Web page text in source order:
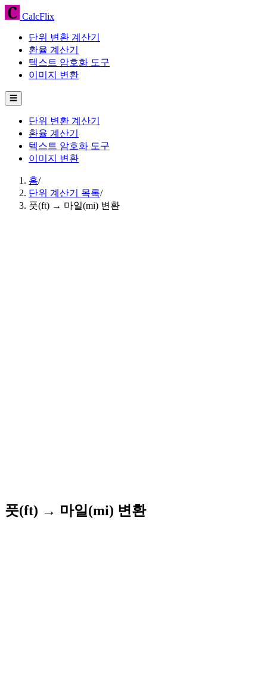
CalcFlix
단위 변환 계산기
환율 계산기
텍스트 암호화 도구
이미지 변환
☰
단위 변환 계산기
환율 계산기
텍스트 암호화 도구
이미지 변환
홈/
단위 계산기 목록/
풋(ft) → 마일(mi) 변환
풋(ft) → 마일(mi) 변환